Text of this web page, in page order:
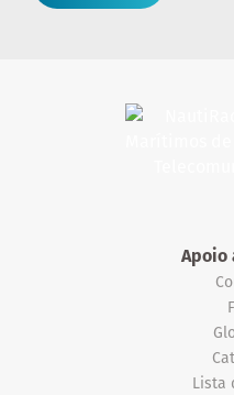
Apoio
Lista